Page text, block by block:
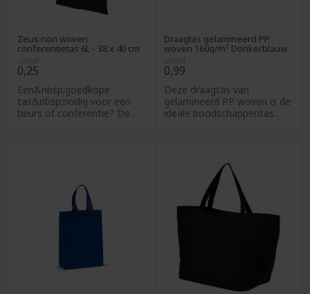
Zeus non woven
conferentietas 6L - 38 x 40 cm
0,25
Een&nbsp;goedkope
tas&nbsp;nodig voor een
beurs of conferentie? De
Draagtas gelamineerd PP
woven 160g/m² Donkerblauw
0,99
Deze draagtas van
gelamineerd PP woven is de
ideale boodschappentas